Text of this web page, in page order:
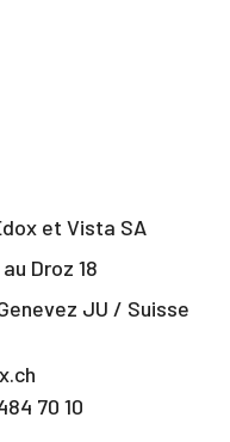
et Vista SA
Droz 18
JU / Suisse
70 10